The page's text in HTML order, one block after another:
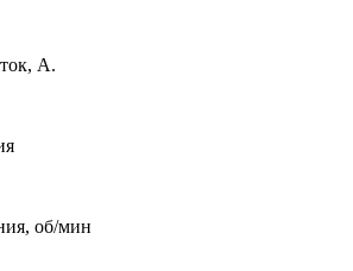
А.
об/мин